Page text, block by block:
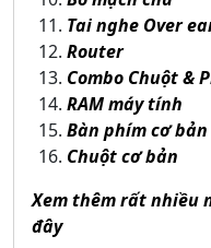
Tai nghe Over
Router
Combo Chuột &
RAM máy tính
Bàn phím cơ bản
Chuột cơ bản
Xem thêm rất nhiều
đây